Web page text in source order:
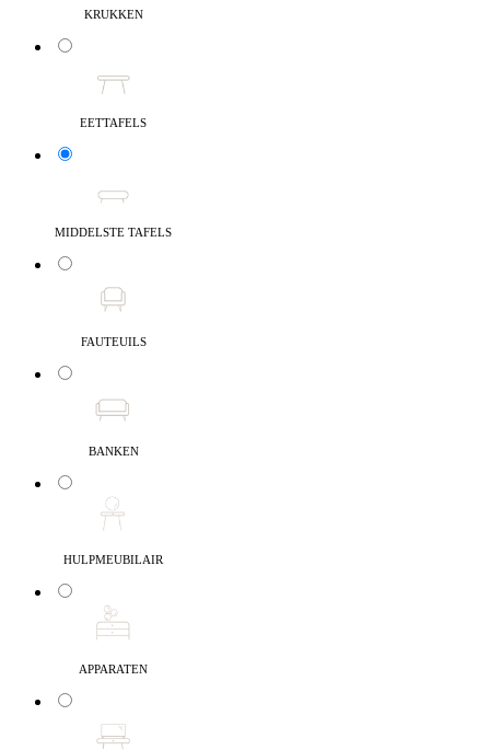
KRUKKEN
EETTAFELS
MIDDELSTE TAFELS
FAUTEUILS
BANKEN
HULPMEUBILAIR
APPARATEN